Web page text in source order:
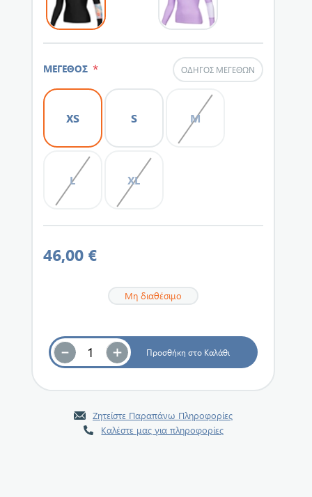
ΜΕΓΕΘΟΣ * ΟΔΗΓΌΣ ΜΕΓΕΘΏΝ
XS S M
L XL
46,00 €
Μη διαθέσιμο
Ζητείστε Παραπάνω Πληροφορίες
Καλέστε μας για πληροφορίες